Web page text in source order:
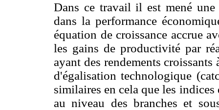
Dans ce travail il est mené
dans la performance
équation de croissance accrue
les gains de productivité par
ayant des rendements
d'égalisation technologique
similaires en cela que les
au niveau des branches et